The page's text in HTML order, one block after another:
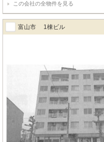
この会社の全物件を見る
富山市 1棟ビル